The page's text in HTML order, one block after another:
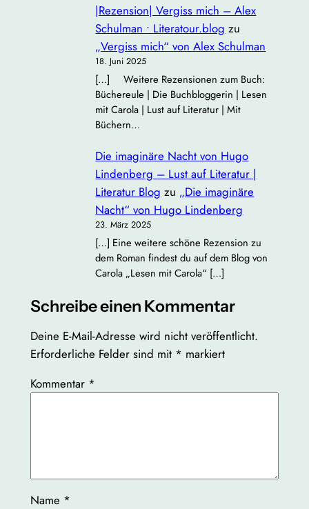
|Rezension| Vergiss mich – Alex
Schulman • Literatour.blog zu
„Vergiss mich“ von Alex Schulman
18. Juni 2025
[…] Weitere Rezensionen zum Buch:
Büchereule | Die Buchbloggerin | Lesen
mit Carola | Lust auf Literatur | Mit
Büchern…
Die imaginäre Nacht von Hugo
Lindenberg – Lust auf Literatur |
Literatur Blog zu „Die imaginäre
Nacht“ von Hugo Lindenberg
23. März 2025
[…] Eine weitere schöne Rezension zu
dem Roman findest du auf dem Blog von
Carola „Lesen mit Carola“ […]
Schreibe einen Kommentar
Deine E-Mail-Adresse wird nicht veröffentlicht.
Erforderliche Felder sind mit * markiert
Kommentar *
Name *